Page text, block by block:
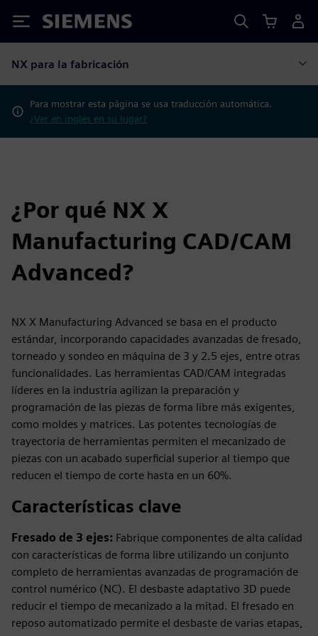
Siemens
NX para la fabricación
Para mostrar esta página se usa traducción automática.
¿Ver en inglés en su lugar?
¿Por qué NX X
Manufacturing CAD/CAM
Advanced?
NX X Manufacturing Advanced se basa en el producto
estándar, incorporando capacidades avanzadas de fresado,
torneado y sondeo en máquina de 3 y 2.5 ejes, entre otras
funcionalidades. Las herramientas CAD/CAM integradas
líderes en la industria agilizan la preparación y
programación de las piezas de forma libre más exigentes,
como moldes y matrices. Las potentes tecnologías de
trayectoria de herramientas permiten el mecanizado de
piezas con un acabado superficial superior al tiempo que
reducen el tiempo de corte hasta en un 60%.
Características clave
Fresado de 3 ejes: Fabrique componentes de alta calidad
con características de forma libre utilizando un conjunto
completo de herramientas avanzadas de programación de
control numérico (NC). El desbaste adaptativo 3D puede
reducir el tiempo de mecanizado a la mitad. El fresado en
reposo automatizado permite el desbaste de varias etapas,